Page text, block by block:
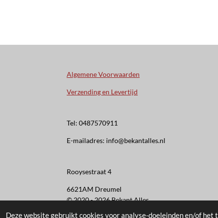
Deze website gebruikt cookies voor analyse-doeleinden en/of
Algemene Voorwaarden
Verzending en Levertijd
Tel: 0487570911
E-mailadres: info@bekantalles.nl
Rooysestraat 4
6621AM Dreumel
© 2020 - 2026 Bekant Alles